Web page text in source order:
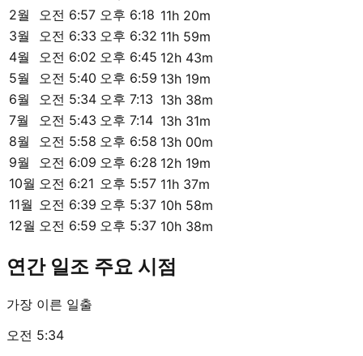
2월
오전 6:57 오후 6:18 11h 20m
3월
오전 6:33 오후 6:32 11h 59m
4월
오전 6:02 오후 6:45 12h 43m
5월
오전 5:40 오후 6:59 13h 19m
6월
오전 5:34 오후 7:13 13h 38m
7월
오전 5:43 오후 7:14 13h 31m
8월
오전 5:58 오후 6:58 13h 00m
9월
오전 6:09 오후 6:28 12h 19m
10월 오전 6:21 오후 5:57 11h 37m
11월 오전 6:39 오후 5:37 10h 58m
12월 오전 6:59 오후 5:37 10h 38m
연간 일조 주요 시점
가장 이른 일출
오전 5:34